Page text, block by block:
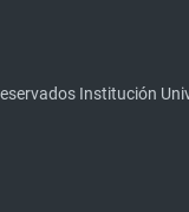
Institución